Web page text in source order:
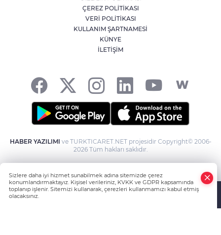
Kütahya'da kendisinden haber
alınamayan kadın çöp evde bulundu
YILDIRIM’DA ÇOCUKLAR HEM
ÇEREZ POLİTİKASI
VERİ POLİTİKASI
KULLANIM ŞARTNAMESİ
KÜNYE
İLETİŞİM
HABER YAZILIMI ve TURKTICARET.NET projesidir Copyright© 2006-
2026 Tüm hakları saklıdır.
Sizlere daha iyi hizmet sunabilmek adına sitemizde çerez
konumlandırmaktayız. Kişisel verileriniz, KVKK ve GDPR kapsamında
toplanıp işlenir. Sitemizi kullanarak, çerezleri kullanmamızı kabul etmiş
olacaksınız.